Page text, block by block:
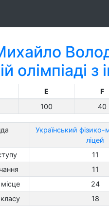
олімпіаді
E F
100 40
Український
ліцей
11
11
24
18